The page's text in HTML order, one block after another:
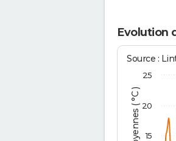
Evolution
Source :
15
20
25